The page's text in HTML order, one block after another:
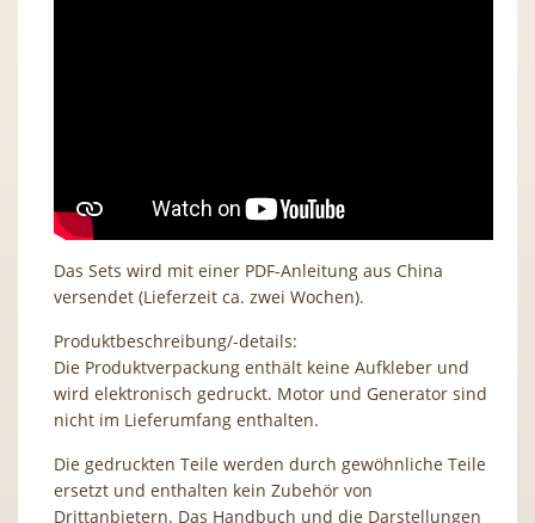
Das Sets wird mit einer PDF-Anleitung aus China
versendet (Lieferzeit ca. zwei Wochen).
Produktbeschreibung/-details:
Die Produktverpackung enthält keine Aufkleber und
wird elektronisch gedruckt. Motor und Generator sind
nicht im Lieferumfang enthalten.
Die gedruckten Teile werden durch gewöhnliche Teile
ersetzt und enthalten kein Zubehör von
Drittanbietern. Das Handbuch und die Darstellungen